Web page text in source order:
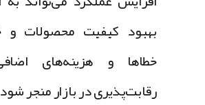
بهبود کیفیت محصولات و
خطاها و هزینه‌های
رقابت‌پذیری در بازار منجر شود.